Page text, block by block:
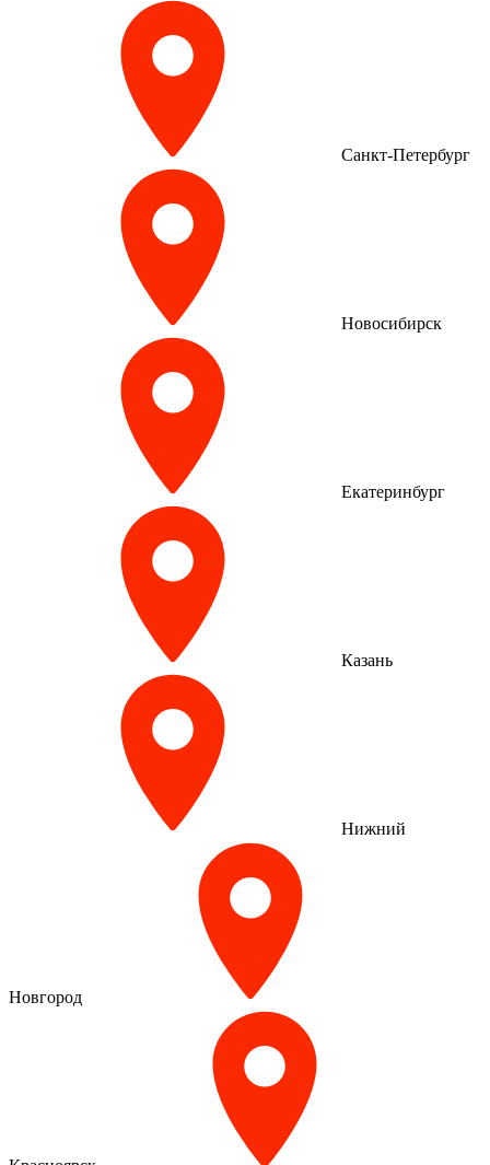
Санкт-Петербург
Новосибирск
Екатеринбург
Казань
Нижний
Новгород